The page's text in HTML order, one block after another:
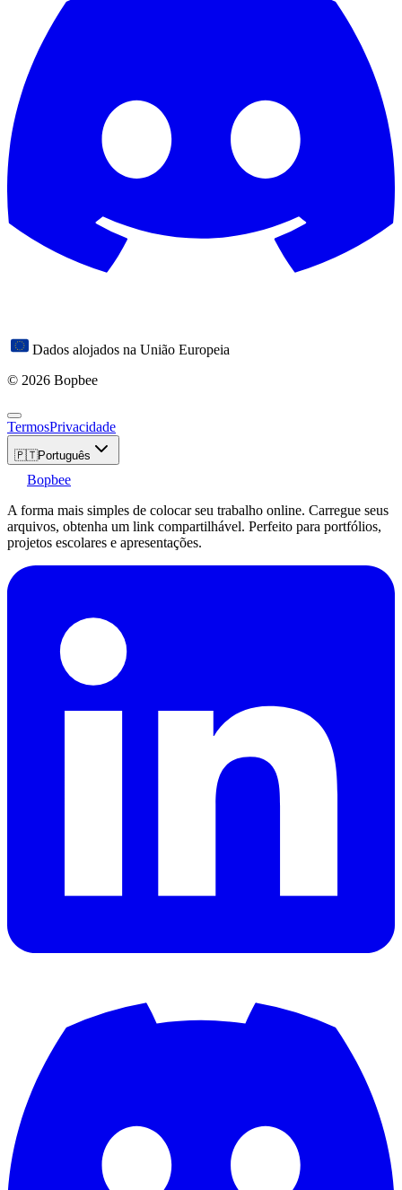
Dados alojados na União Europeia
© 2026 Bopbee
TermosPrivacidade
🇵🇹Português
Bopbee
A forma mais simples de colocar seu trabalho online. Carregue seus
arquivos, obtenha um link compartilhável. Perfeito para portfólios,
projetos escolares e apresentações.